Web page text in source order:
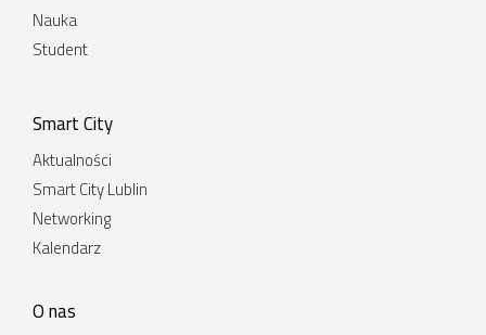
Nauka
Student
Smart City
Aktualności
Smart City Lublin
Networking
Kalendarz
O nas